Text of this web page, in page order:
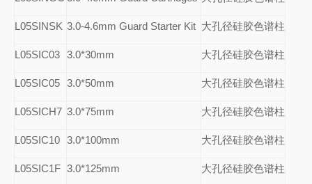
L05SINSK 3.0-4.6mm Guard Starter Kit 大孔径硅胶色谱柱
L05SIC03 3.0*30mm 大孔径硅胶色谱柱
L05SIC05 3.0*50mm 大孔径硅胶色谱柱
L05SICH7 3.0*75mm 大孔径硅胶色谱柱
L05SIC10 3.0*100mm 大孔径硅胶色谱柱
L05SIC1F 3.0*125mm 大孔径硅胶色谱柱